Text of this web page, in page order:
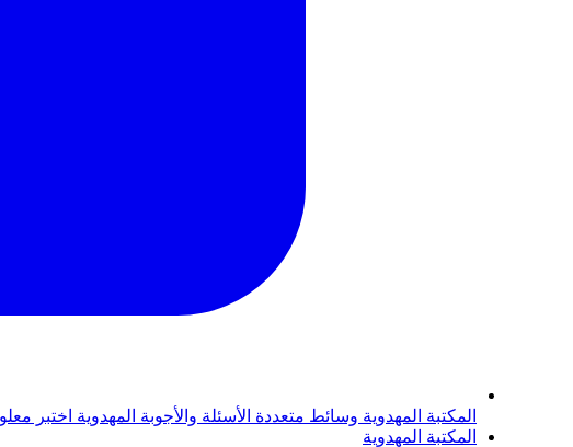
المكتبة المهدوية وسائط متعددة الأسئلة والأجوبة المهدوية اختبر
المكتبة المهدوية